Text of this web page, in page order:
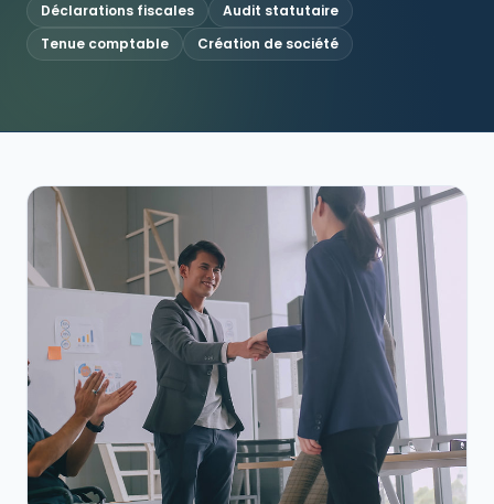
Déclarations fiscales
Audit statutaire
Tenue comptable
Création de société